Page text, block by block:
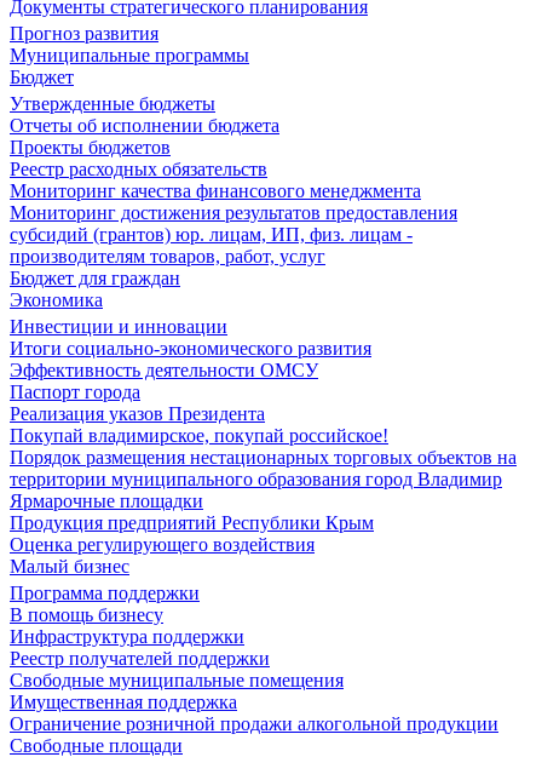
Документы стратегического планирования
Прогноз развития
Муниципальные программы
Бюджет
Утвержденные бюджеты
Отчеты об исполнении бюджета
Проекты бюджетов
Реестр расходных обязательств
Мониторинг качества финансового менеджмента
Мониторинг достижения результатов предоставления
субсидий (грантов) юр. лицам, ИП, физ. лицам -
производителям товаров, работ, услуг
Бюджет для граждан
Экономика
Инвестиции и инновации
Итоги социально-экономического развития
Эффективность деятельности ОМСУ
Паспорт города
Реализация указов Президента
Покупай владимирское, покупай российское!
Порядок размещения нестационарных торговых объектов на
территории муниципального образования город Владимир
Ярмарочные площадки
Продукция предприятий Республики Крым
Оценка регулирующего воздействия
Малый бизнес
Программа поддержки
В помощь бизнесу
Инфраструктура поддержки
Реестр получателей поддержки
Свободные муниципальные помещения
Имущественная поддержка
Ограничение розничной продажи алкогольной продукции
Свободные площади